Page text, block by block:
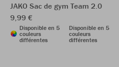
JAKO Sac de gym Team 2.0
9,99 €
Disponible en 5
couleurs
différentes
Disponible en 5
couleurs
différentes